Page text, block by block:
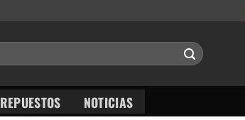
REPUESTOS NOTICIAS